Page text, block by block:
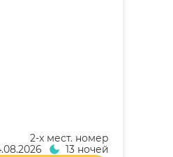
2-x мест. номер
13 ночей